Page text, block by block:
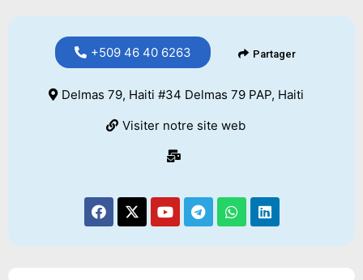
+509 46 40 6263 Partager
Delmas 79, Haiti #34 Delmas 79 PAP, Haiti
Visiter notre site web